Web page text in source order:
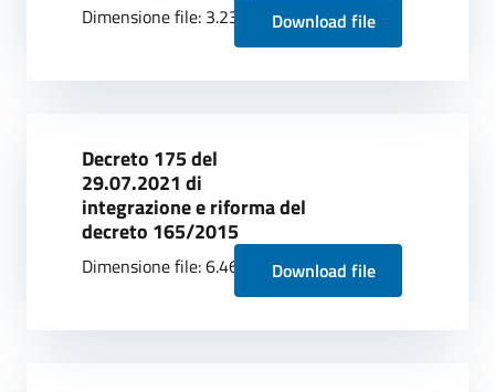
Dimensione file: 3.23 MB Download file
Decreto 175 del
29.07.2021 di
integrazione e riforma del
decreto 165/2015
Dimensione file: 6.46 MB Download file